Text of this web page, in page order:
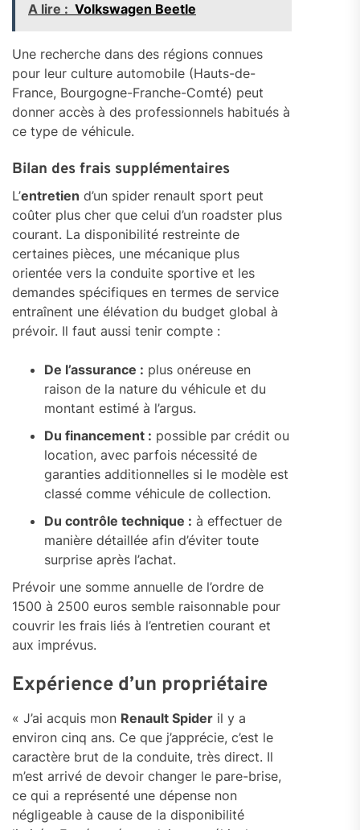
A lire : Volkswagen Beetle
Une recherche dans des régions connues
pour leur culture automobile (Hauts-de-
France, Bourgogne-Franche-Comté) peut
donner accès à des professionnels habitués à
ce type de véhicule.
Bilan des frais supplémentaires
L’entretien d’un spider renault sport peut
coûter plus cher que celui d’un roadster plus
courant. La disponibilité restreinte de
certaines pièces, une mécanique plus
orientée vers la conduite sportive et les
demandes spécifiques en termes de service
entraînent une élévation du budget global à
prévoir. Il faut aussi tenir compte :
De l’assurance : plus onéreuse en
raison de la nature du véhicule et du
montant estimé à l’argus.
Du financement : possible par crédit ou
location, avec parfois nécessité de
garanties additionnelles si le modèle est
classé comme véhicule de collection.
Du contrôle technique : à effectuer de
manière détaillée afin d’éviter toute
surprise après l’achat.
Prévoir une somme annuelle de l’ordre de
1500 à 2500 euros semble raisonnable pour
couvrir les frais liés à l’entretien courant et
aux imprévus.
Expérience d’un propriétaire
« J’ai acquis mon Renault Spider il y a
environ cinq ans. Ce que j’apprécie, c’est le
caractère brut de la conduite, très direct. Il
m’est arrivé de devoir changer le pare-brise,
ce qui a représenté une dépense non
négligeable à cause de la disponibilité